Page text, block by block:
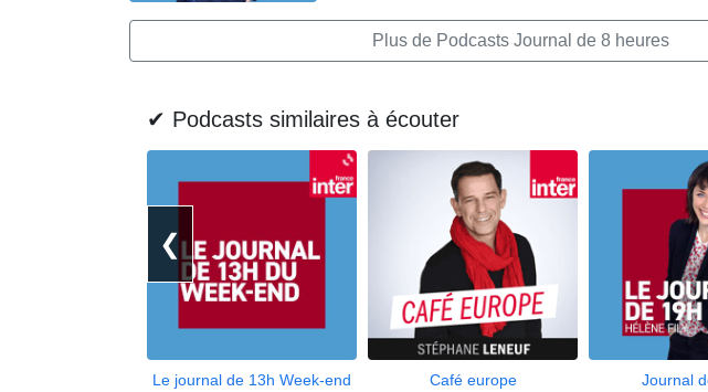
Plus de Podcasts Journal de 8 heures
✔ Podcasts similaires à écouter
❮
Le journal de 13h Week-end Café europe Journal